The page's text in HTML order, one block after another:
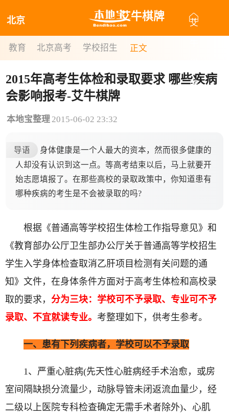
北京 艾
牌
艾牛棋牌
教育 北京高考 学校招生 正文
2015年高考生体检和录取要求 哪些疾病
会影响报考-艾牛棋牌
本地宝整理2015-06-02 23:32
导语
身体健康是一个人最大的资本，然而很多健康的
人却没有认识到这一点。等高考结束以后，马上就要开
始志愿填报了。在那些高校的录取政策中，你知道患有
哪种疾病的考生是不会被录取的吗?
根据《普通高等学校招生体检工作指导意见》和
《教育部办公厅卫生部办公厅关于普通高等学校招生
学生入学身体检查取消乙肝项目检测有关问题的通
知》文件，在身体条件方面对于高考生体检和高校录
取的要求， 分为三块：学校可不予录取、专业可不予
录取、不宜就读专业。 考整理如下，供考生参考。
一、患有下列疾病者，学校可以不予录取
1、严重心脏病(先天性心脏病经手术治愈，或房
室间隔缺损分流量少，动脉导管未闭返流血量少，经
二级以上医院专科检查确定无需手术者除外)、心肌